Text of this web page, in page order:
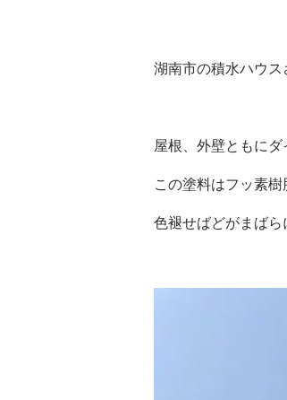
湖南市の積水ハウス
屋根、外壁ともに
この塗料はフッ素
色褪せばどがまばら